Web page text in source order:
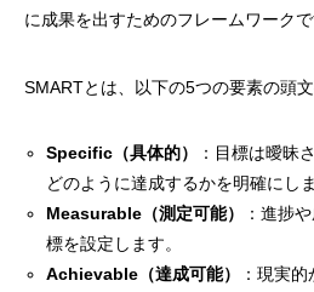
に成果を出すためのフレームワークで
SMARTとは、以下の5つの要素の頭
Specific（具体的）
：目標は曖昧
どのように達成するかを明確にしま
Measurable（測定可能）
：進捗
標を設定します。
Achievable（達成可能）
：現実